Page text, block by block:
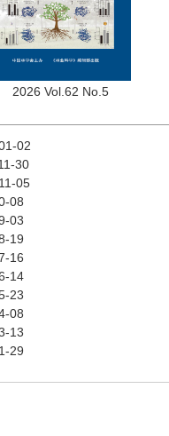
2026 Vol.62 No.5
02
30
05
08
03
19
16
14
23
08
13
29